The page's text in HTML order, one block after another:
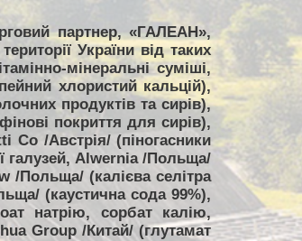
партнер, «ГАЛЕАН»,
України від таких
мінеральні суміші,
хлористий кальцій),
продуктів та сирів),
покриття для сирів),
/Австрія/ (піногасники
галузей, Alwernia /Польща/
/Польща/ (калієва селітра
(каустична сода 99%),
натрію, сорбат калію,
Group /Китай/ (глутамат